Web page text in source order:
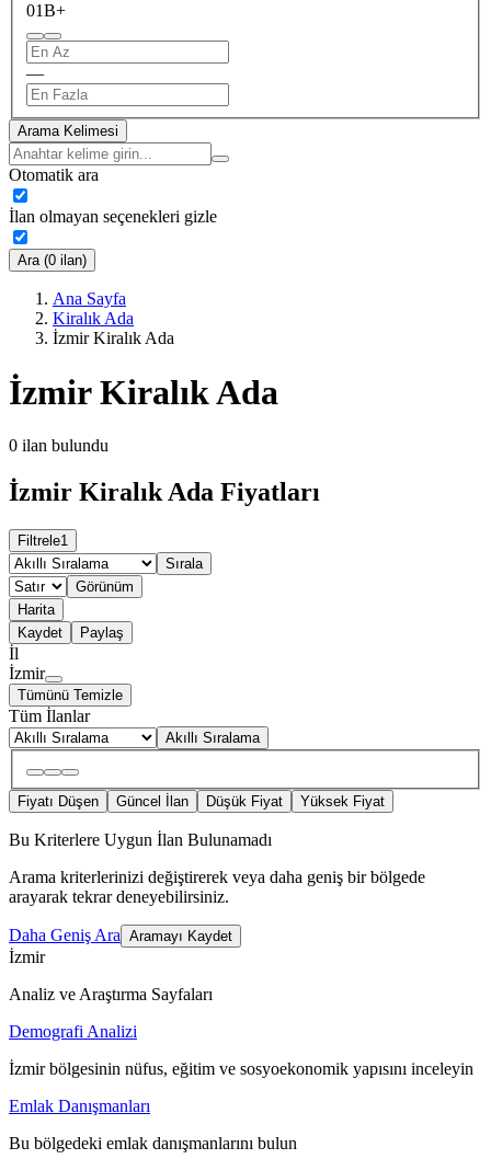
01B+
—
Arama Kelimesi
Otomatik ara
İlan olmayan seçenekleri gizle
Ara (0 ilan)
Ana Sayfa
Kiralık Ada
İzmir Kiralık Ada
İzmir Kiralık Ada
0 ilan bulundu
İzmir Kiralık Ada Fiyatları
Filtrele1
Sırala
Görünüm
Harita
Kaydet
Paylaş
İl
İzmir
Tümünü Temizle
Tüm İlanlar
Akıllı Sıralama
Fiyatı Düşen Güncel İlan Düşük Fiyat Yüksek Fiyat
Bu Kriterlere Uygun İlan Bulunamadı
Arama kriterlerinizi değiştirerek veya daha geniş bir bölgede
arayarak tekrar deneyebilirsiniz.
Daha Geniş Ara Aramayı Kaydet
İzmir
Analiz ve Araştırma Sayfaları
Demografi Analizi
İzmir bölgesinin nüfus, eğitim ve sosyoekonomik yapısını inceleyin
Emlak Danışmanları
Bu bölgedeki emlak danışmanlarını bulun